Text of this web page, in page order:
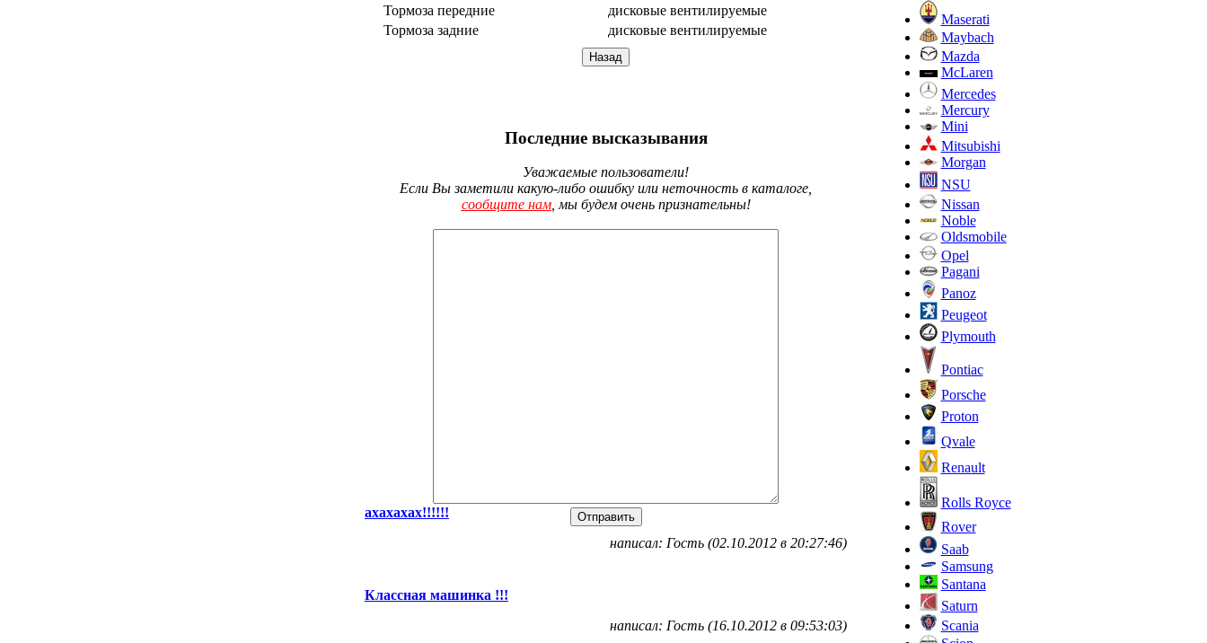
Тормоза передние
дисковые вентилируемые
Тормоза задние
дисковые вентилируемые
Последние высказывания
Уважаемые пользователи!
Если Вы заметили какую-либо ошибку или неточность в каталоге,
сообщите нам, мы будем очень признательны!
ахахахах!!!!!!
написал: Гость (02.10.2012 в 20:27:46)
Классная машинка !!!
написал: Гость (16.10.2012 в 09:53:03)
Maserati
Maybach
Mazda
McLaren
Mercedes
Mercury
Mini
Mitsubishi
Morgan
NSU
Nissan
Noble
Oldsmobile
Opel
Pagani
Panoz
Peugeot
Plymouth
Pontiac
Porsche
Proton
Qvale
Renault
Rolls Royce
Rover
Saab
Samsung
Santana
Saturn
Scania